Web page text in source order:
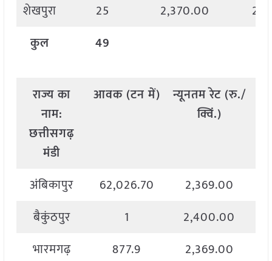
शेखपुरा
25 2,370.00
कुल
49
राज्यका
नाम:
छत्तीसगढ़
मंडी
आवक (टनमें) न्यूनतमरेट (रु./
क्विं.)
अंबिकापुर 62,026.70
2,369.00
बैकुंठपुर
1
2,400.00
भारमगढ़
877.9
2,369.00